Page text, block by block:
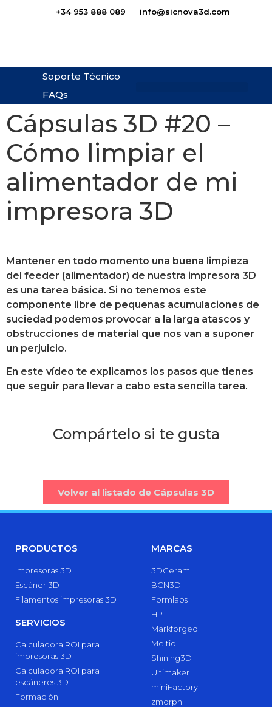
+34 953 888 089 info@sicnova3d.com
Soporte Técnico
FAQs
Cápsulas 3D #20 –
Cómo limpiar el
alimentador de mi
impresora 3D
Mantener en todo momento una buena limpieza
del feeder (alimentador) de nuestra impresora 3D
es una tarea básica. Si no tenemos este
componente libre de pequeñas acumulaciones de
suciedad podemos provocar a la larga atascos y
obstrucciones de material que nos van a suponer
un perjuicio.
En este vídeo te explicamos los pasos que tienes
que seguir para llevar a cabo esta sencilla tarea.
Compártelo si te gusta
Volver al listado de Cápsulas 3D
PRODUCTOS
Impresoras 3D
Escáner 3D
Filamentos impresoras 3D
SERVICIOS
Calculadora ROI para
impresoras 3D
Calculadora ROI para
escáneres 3D
Formación
MARCAS
3DCeram
BCN3D
Formlabs
HP
Markforged
Meltio
Shining3D
Ultimaker
miniFactory
zmorph